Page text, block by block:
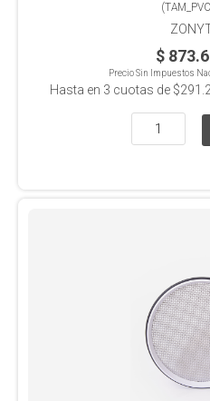
(
$
Precio Sin Impuestos
Hasta en 3 cuotas de